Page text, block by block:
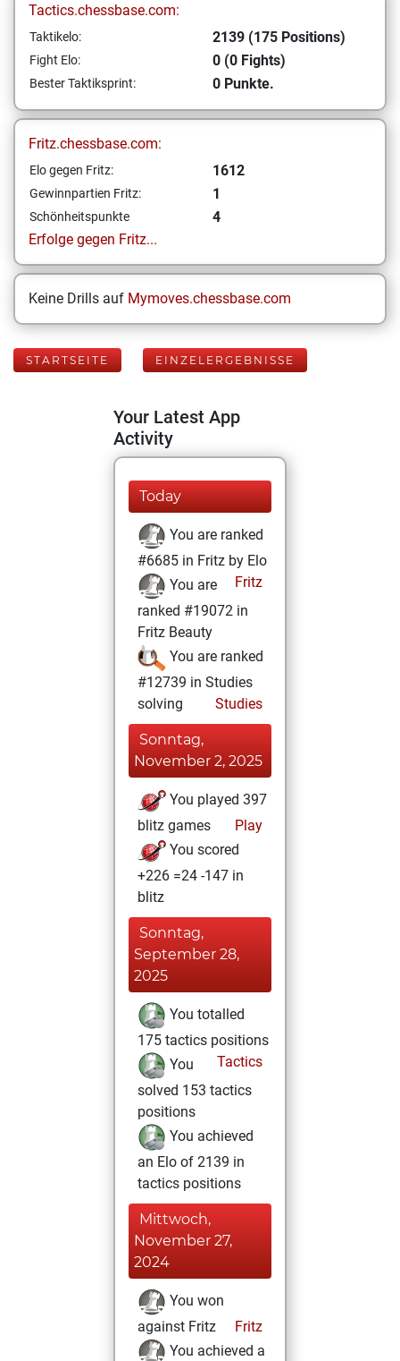
Tactics.chessbase.com:
Taktikelo: 2139 (175 Positions)
Fight Elo: 0 (0 Fights)
Bester Taktiksprint: 0 Punkte.
Fritz.chessbase.com:
Elo gegen Fritz: 1612
Gewinnpartien Fritz: 1
Schönheitspunkte
4
Erfolge gegen Fritz...
Keine Drills auf Mymoves.chessbase.com
STARTSEITE EINZELERGEBNISSE
Your Latest App
Activity
Today
You are ranked
#6685 in Fritz by Elo
Fritz
You are
ranked #19072 in
Fritz Beauty
You are ranked
#12739 in Studies
solving
Studies
Sonntag,
November 2, 2025
You played 397
blitz games
Play
You scored
+226 =24 -147 in
blitz
Sonntag,
September 28,
2025
You totalled
175 tactics positions
Tactics
You
solved 153 tactics
positions
You achieved
an Elo of 2139 in
tactics positions
Mittwoch,
November 27,
2024
You won
against Fritz
Fritz
You achieved a